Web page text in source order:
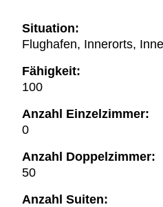
Situation:
Flughafen, Innerorts,
Fähigkeit:
100
Anzahl Einzelzimmer:
0
Anzahl Doppelzimmer:
50
Anzahl Suiten: